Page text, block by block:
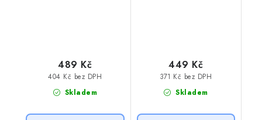
Skladem
404 Kč bez DPH
489 Kč
Skladem
371 Kč bez DPH
449 Kč